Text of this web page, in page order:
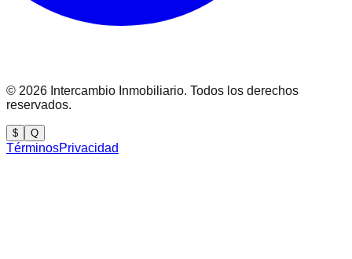
© 2026 Intercambio Inmobiliario. Todos los derechos
reservados.
$ Q
TérminosPrivacidad